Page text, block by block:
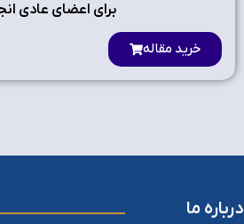
برای اعضای عادی انجمن :
خرید مقاله
درباره ما